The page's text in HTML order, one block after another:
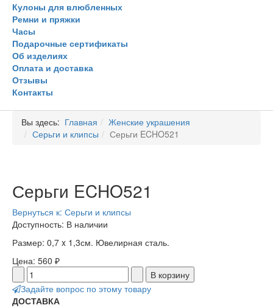
Кулоны для влюбленных
Ремни и пряжки
Часы
Подарочные сертификаты
Об изделиях
Оплата и доставка
Отзывы
Контакты
Вы здесь: Главная
Женские украшения
Серьги и клипсы
Серьги ECHO521
Серьги ECHO521
Вернуться к: Серьги и клипсы
Доступность: В наличии
Размер: 0,7 x 1,3см. Ювелирная сталь.
Цена: 560 ₽
Задайте вопрос по этому товару
ДОСТАВКА